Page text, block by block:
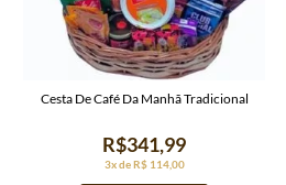
3x de R$ 114,00
R$341,99
Cesta De Café Da Manhã Tradicional